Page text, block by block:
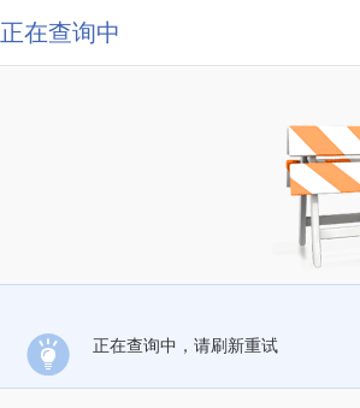
正在查询中
正在查询中，请刷新重试